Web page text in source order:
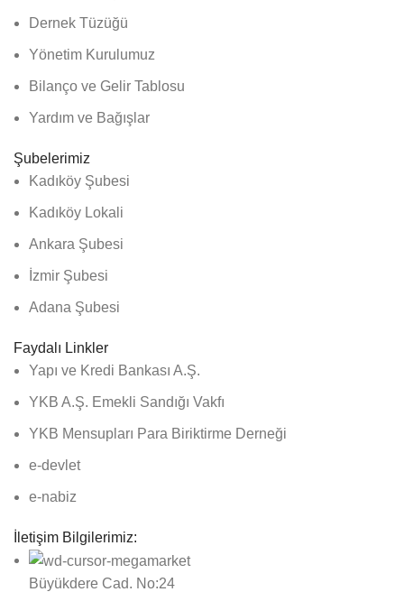
Dernek Tüzüğü
Yönetim Kurulumuz
Bilanço ve Gelir Tablosu
Yardım ve Bağışlar
Şubelerimiz
Kadıköy Şubesi
Kadıköy Lokali
Ankara Şubesi
İzmir Şubesi
Adana Şubesi
Faydalı Linkler
Yapı ve Kredi Bankası A.Ş.
YKB A.Ş. Emekli Sandığı Vakfı
YKB Mensupları Para Biriktirme Derneği
e-devlet
e-nabiz
İletişim Bilgilerimiz:
Büyükdere Cad. No:24